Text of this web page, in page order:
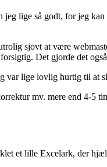
jeg lige så godt, for jeg
sjovt at være
Det gjorde det
var lige lovlig hurtig til
mv. mere end 4-5
et lille Excelark, der